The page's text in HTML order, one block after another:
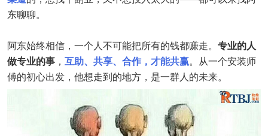
东聊聊。
阿东始终相信，一个人不可能把所有的钱都赚走。 专业的人
做专业的事 ， 互助、共享、合作，才能共赢。从一个安装师
傅的初心出发，他想走到的地方，是一群人的未来。